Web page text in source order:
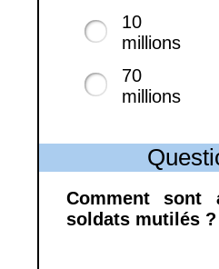
10
millions
70
millions
Comment sont
soldats mutilés ?